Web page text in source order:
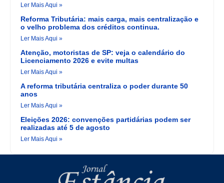
Ler Mais Aqui »
Reforma Tributária: mais carga, mais centralização e
o velho problema dos créditos continua.
Ler Mais Aqui »
Atenção, motoristas de SP: veja o calendário do
Licenciamento 2026 e evite multas
Ler Mais Aqui »
A reforma tributária centraliza o poder durante 50
anos
Ler Mais Aqui »
Eleições 2026: convenções partidárias podem ser
realizadas até 5 de agosto
Ler Mais Aqui »